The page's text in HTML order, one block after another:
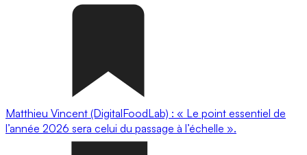
Matthieu Vincent (DigitalFoodLab) : « Le point essentiel de
l’année 2026 sera celui du passage à l’échelle ».